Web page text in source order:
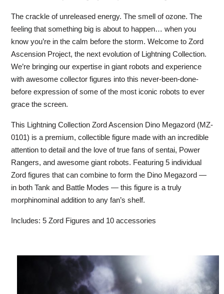
The crackle of unreleased energy. The smell of ozone. The
feeling that something big is about to happen… when you
know you’re in the calm before the storm. Welcome to Zord
Ascension Project, the next evolution of Lightning Collection.
We’re bringing our expertise in giant robots and experience
with awesome collector figures into this never-been-done-
before expression of some of the most iconic robots to ever
grace the screen.
This Lightning Collection Zord Ascension Dino Megazord (MZ-
0101) is a premium, collectible figure made with an incredible
attention to detail and the love of true fans of sentai, Power
Rangers, and awesome giant robots. Featuring 5 individual
Zord figures that can combine to form the Dino Megazord —
in both Tank and Battle Modes — this figure is a truly
morphinominal addition to any fan’s shelf.
Includes: 5 Zord Figures and 10 accessories